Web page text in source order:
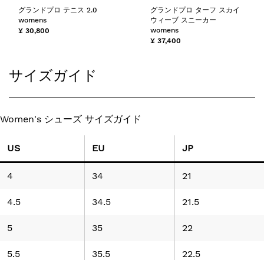
グランドプロ テニス 2.0
womens
¥ 30,800
グランドプロ ターフ スカイ
ウィーブ スニーカー
womens
¥ 37,400
サイズガイド
Women's シューズ サイズガイド
US EU JP
4 34 21
4.5 34.5 21.5
5 35 22
5.5 35.5 22.5